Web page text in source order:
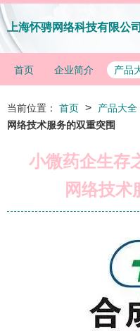
上海怀骋网络科技有限公司
首页 企业简介 产品
当前位置： 首页 > 产品大全
网络技术服务的双重突围
小微药企生存
网络技术